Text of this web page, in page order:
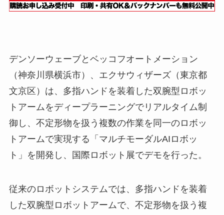
デンソーウェーブとベッコフオートメーション
（神奈川県横浜市）、エクサウィザーズ（東京都
文京区）は、多指ハンドを装着した双腕型ロボッ
トアームをディープラーニングでリアルタイム制
御し、不定形物を扱う複数の作業を同一のロボッ
トアームで実現する「マルチモーダルAIロボッ
ト」を開発し、国際ロボット展でデモを行った。
従来のロボットシステムでは、多指ハンドを装着
した双腕型ロボットアームで、不定形物を扱う複